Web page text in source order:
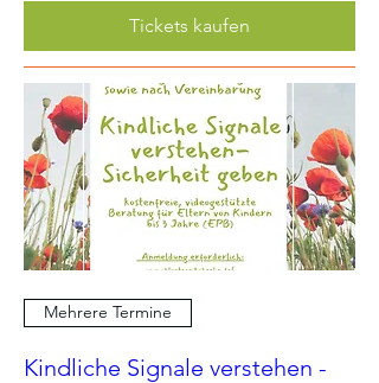
Tickets kaufen
Mehrere Termine
Kindliche Signale verstehen -